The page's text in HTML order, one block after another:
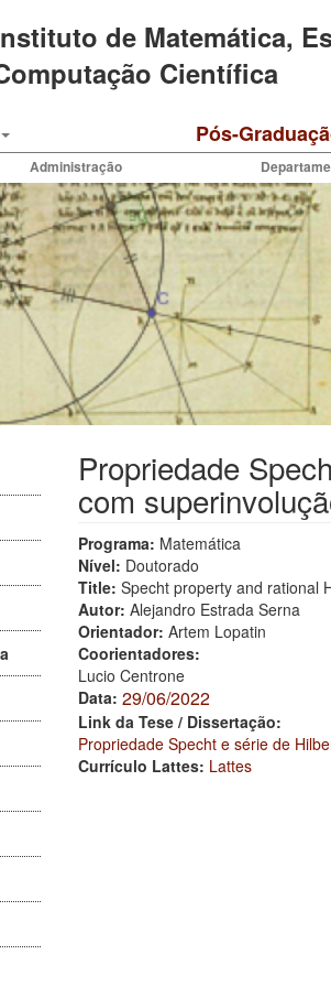
de Matemática,
Científica
Pós-
Administração
Propriedade
com
Programa: Matemática
Nível: Doutorado
Title: Specht property and rational
Autor: Alejandro Estrada Serna
Orientador: Artem Lopatin
Coorientadores:
Lucio Centrone
Data: 29/06/2022
Link da Tese / Dissertação:
Propriedade Specht e série de
Currículo Lattes: Lattes